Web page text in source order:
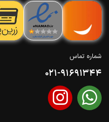
شماره تماس
021-91691344